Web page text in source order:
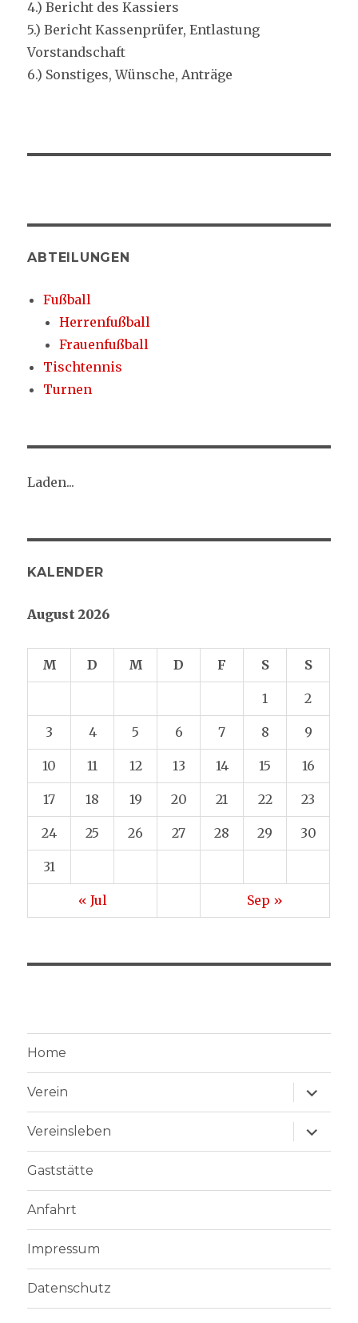
4.) Bericht des Kassiers
5.) Bericht Kassenprüfer, Entlastung
Vorstandschaft
6.) Sonstiges, Wünsche, Anträge
ABTEILUNGEN
Fußball
Herrenfußball
Frauenfußball
Tischtennis
Turnen
Laden...
KALENDER
August 2026
M D M D F S S
1 2
3 4 5 6 7 8 9
10 11 12 13 14 15 16
17 18 19 20 21 22 23
24 25 26 27 28 29 30
31
« Jul Sep »
Home
Verein
Vereinsleben
Gaststätte
Anfahrt
Impressum
Datenschutz